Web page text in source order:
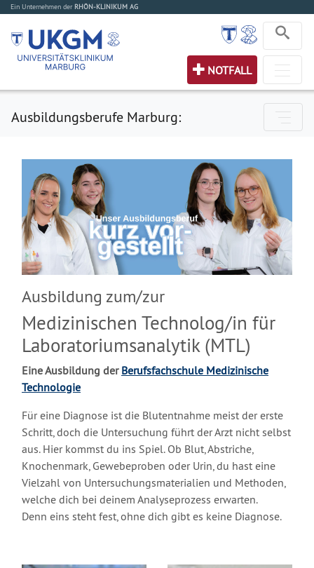
Ein Unternehmen der RHÖN-KLINIKUM AG
NOTFALL
Ausbildungsberufe Marburg:
Ausbildung zum/zur
Medizinischen Technolog/in für
Laboratoriumsanalytik (MTL)
Eine Ausbildung der Berufsfachschule Medizinische
Technologie
Für eine Diagnose ist die Blutentnahme meist der erste
Schritt, doch die Untersuchung führt der Arzt nicht selbst
aus. Hier kommst du ins Spiel. Ob Blut, Abstriche,
Knochenmark, Gewebeproben oder Urin, du hast eine
Vielzahl von Untersuchungsmaterialien und Methoden,
welche dich bei deinem Analyseprozess erwarten.
Denn eins steht fest, ohne dich gibt es keine Diagnose.